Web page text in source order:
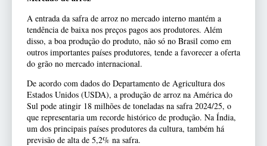
A entrada da safra de arroz no mercado interno mantém a
tendência de baixa nos preços pagos aos produtores. Além
disso, a boa produção do produto, não só no Brasil como em
outros importantes países produtores, tende a favorecer a oferta
do grão no mercado internacional.
De acordo com dados do Departamento de Agricultura dos
Estados Unidos (USDA), a produção de arroz na América do
Sul pode atingir 18 milhões de toneladas na safra 2024/25, o
que representaria um recorde histórico de produção. Na Índia,
um dos principais países produtores da cultura, também há
previsão de alta de 5,2% na safra.